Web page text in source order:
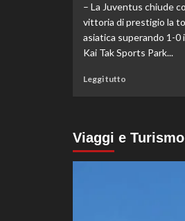
Montreal,
Shang
battuto
in
set
– La Juventus chiude
vittoria di prestigio la
asiatica superando 1-0
Kai Tak Sports Park...
Leggi tuttoLeggi
Juventus
Viaggi e Turismo